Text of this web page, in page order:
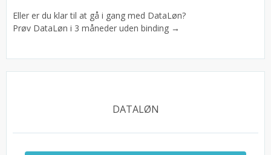
Eller er du klar til at gå i gang med DataLøn?
Prøv DataLøn i 3 måneder uden binding →
DATALØN